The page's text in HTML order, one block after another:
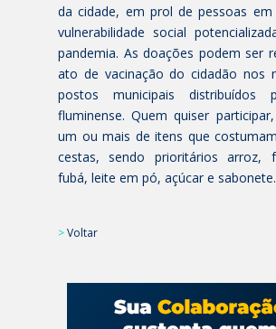
da cidade, em prol de pessoas em
vulnerabilidade social
pandemia. As doações podem ser
ato de vacinação do cidadão nos
postos municipais distribuídos
fluminense. Quem quiser
um ou mais de itens que
cestas, sendo prioritários arroz,
fubá, leite em pó, açúcar e sabonete.
>Voltar